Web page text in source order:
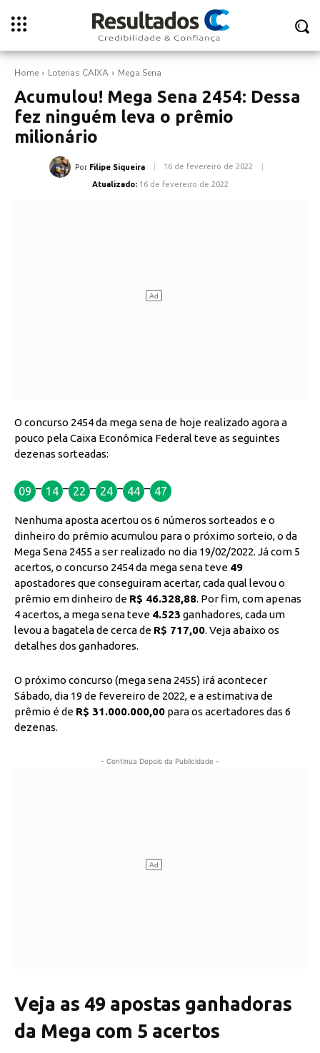
Home Loterias CAIXA Mega Sena
Acumulou! Mega Sena 2454: Dessa
fez ninguém leva o prêmio
milionário
Por Filipe Siqueira 16 de fevereiro de 2022
Atualizado: 16 de fevereiro de 2022
O concurso 2454 da mega sena de hoje realizado agora a
pouco pela Caixa Econômica Federal teve as seguintes
dezenas sorteadas:
09 – 14 – 22 – 24 – 44 – 47
Nenhuma aposta acertou os 6 números sorteados e o
dinheiro do prêmio acumulou para o próximo sorteio, o da
Mega Sena 2455 a ser realizado no dia 19/02/2022. Já com 5
acertos, o concurso 2454 da mega sena teve 49
apostadores que conseguiram acertar, cada qual levou o
prêmio em dinheiro de R$ 46.328,88. Por fim, com apenas
4 acertos, a mega sena teve 4.523 ganhadores, cada um
levou a bagatela de cerca de R$ 717,00. Veja abaixo os
detalhes dos ganhadores.
O próximo concurso (mega sena 2455) irá acontecer
Sábado, dia 19 de fevereiro de 2022, e a estimativa de
prêmio é de R$ 31.000.000,00 para os acertadores das 6
dezenas.
- Continua Depois da Publicidade -
Veja as 49 apostas ganhadoras
da Mega com 5 acertos